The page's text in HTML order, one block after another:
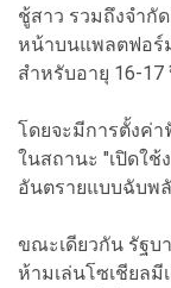
ชู้สาว รวมถึงจำกั
หน้าบนแพลตฟอร์
สำหรับอายุ 16-17
โดยจะมีการตั้งค่
ในสถานะ "เปิดใ
อันตรายแบบฉับพ
ขณะเดียวกัน รัฐบ
ห้ามเล่นโซเชียลมี